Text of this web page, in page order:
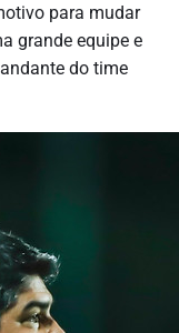
para mudar
grande equipe e
do time